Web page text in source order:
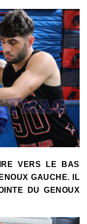
VERS LE BAS
GAUCHE. IL
DU GENOUX